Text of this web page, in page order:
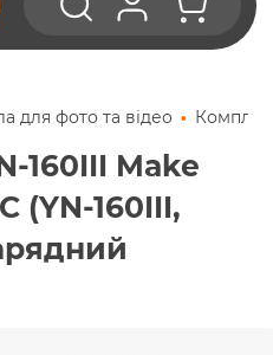
для фото та відео
160III Make
(YN-160III,